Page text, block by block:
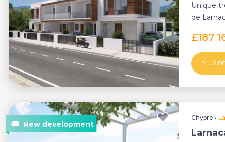
Unique
de
£187
PLUS
Chypre •